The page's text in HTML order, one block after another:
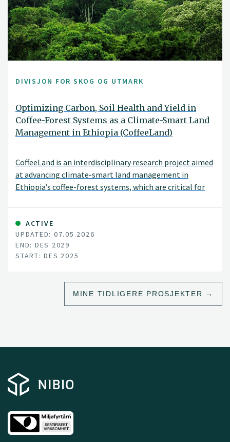
DIVISJON FOR SKOG OG UTMARK
Optimizing Carbon, Soil Health and Yield in
Coffee-Forest Systems as a Climate-Smart Land
Management in Ethiopia (CoffeeLand)
CoffeeLand is an interdisciplinary research project aimed
at advancing climate-smart land management in
Ethiopia’s coffee-forest systems, which are critical for
genetic resources. These systems support millions of
smallholder farmers but are increasingly threatened by
climate change, land-use pressure, and declining
productivity.
ACTIVE
UPDATED: 07.05.2026
END: DES 2029
START: DES 2025
MINE TIDLIGERE PROSJEKTER